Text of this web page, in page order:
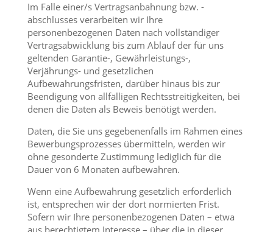
Im Falle einer/s Vertragsanbahnung bzw. -
abschlusses verarbeiten wir Ihre
personenbezogenen Daten nach vollständiger
Vertragsabwicklung bis zum Ablauf der für uns
geltenden Garantie-, Gewährleistungs-,
Verjährungs- und gesetzlichen
Aufbewahrungsfristen, darüber hinaus bis zur
Beendigung von allfälligen Rechtsstreitigkeiten, bei
denen die Daten als Beweis benötigt werden.
Daten, die Sie uns gegebenenfalls im Rahmen eines
Bewerbungsprozesses übermitteln, werden wir
ohne gesonderte Zustimmung lediglich für die
Dauer von 6 Monaten aufbewahren.
Wenn eine Aufbewahrung gesetzlich erforderlich
ist, entsprechen wir der dort normierten Frist.
Sofern wir Ihre personenbezogenen Daten – etwa
aus berechtigtem Interesse – über die in dieser